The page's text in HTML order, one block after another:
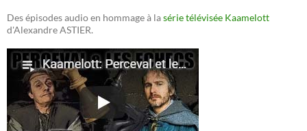
Des épisodes audio en hommage à lasérie télévisée Kaamelott
d'Alexandre ASTIER.